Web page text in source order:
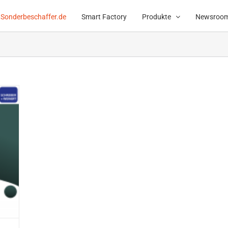
Sonderbeschaffer.de Smart Factory Produkte